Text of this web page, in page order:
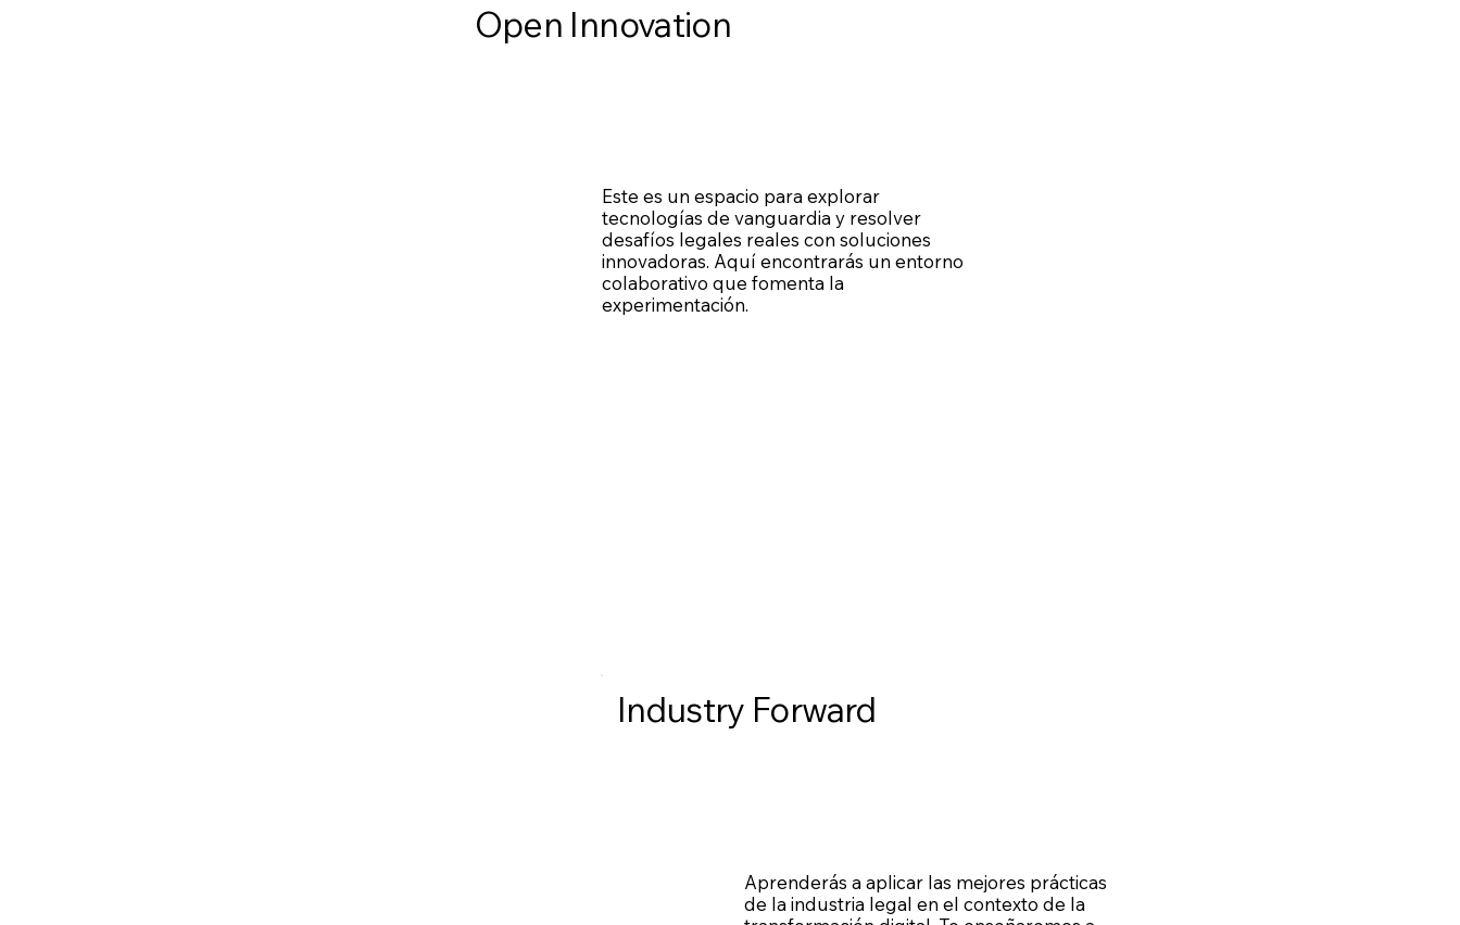
Open Innovation
Este es un espacio para explorar
tecnologías de vanguardia y resolver
desafíos legales reales con soluciones
innovadoras. Aquí encontrarás un entorno
colaborativo que fomenta la
experimentación.
Aprenderás a aplicar las mejores prácticas
de la industria legal en el contexto de la
Industry Forward